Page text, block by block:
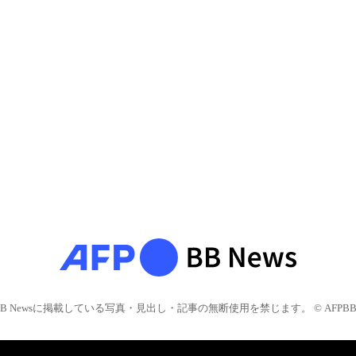
Newsに掲載している写真・見出し・記事の無断使用を禁じます。 © AFPBB